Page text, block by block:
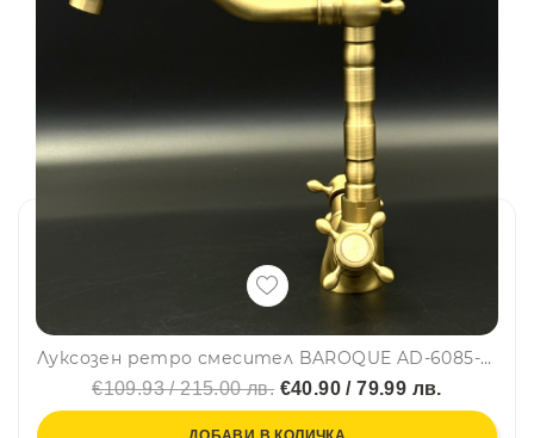
Луксозен ретро смесител BAROQUE AD-6085-A за кухня и баня, месинг, самостоящ, смесителна батерия
€109.93 / 215.00 лв. €40.90 / 79.99 лв.